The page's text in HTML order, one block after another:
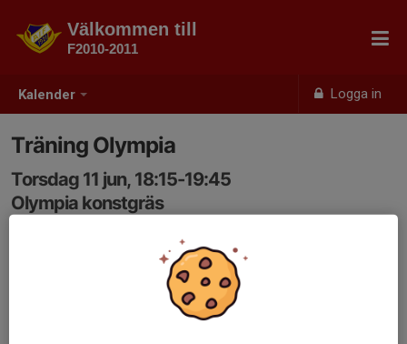
Kalender Logga in
Välkommen till
F2010-2011
Träning Olympia
Torsdag 11 jun, 18:15-19:45
Olympia konstgräs